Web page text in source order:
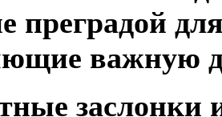
преградой
важную
заслонки